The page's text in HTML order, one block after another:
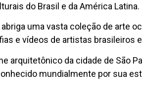
do Brasil e da América Latina.
uma vasta coleção de arte
e vídeos de artistas brasileiros
arquitetônico da cidade de São
mundialmente por sua